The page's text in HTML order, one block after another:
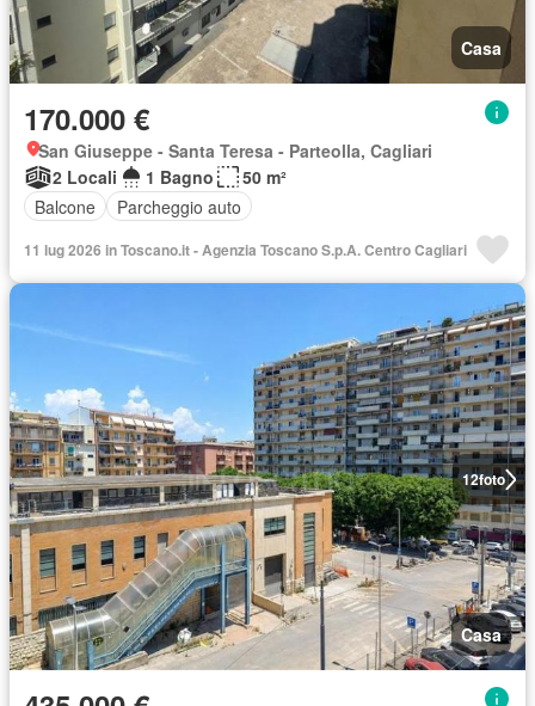
Casa
170.000 €
San Giuseppe - Santa Teresa - Parteolla, Cagliari
2 Locali
1 Bagno
50 m²
Balcone
Parcheggio auto
11 lug 2026 in Toscano.it - Agenzia Toscano S.p.A. Centro Cagliari
12foto
Casa